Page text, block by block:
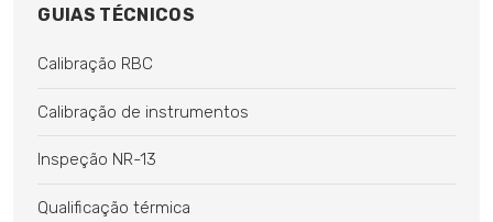
GUIAS TÉCNICOS
Calibração RBC
Calibração de instrumentos
Inspeção NR-13
Qualificação térmica